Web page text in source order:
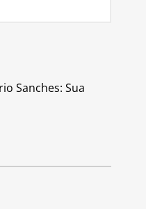
Sanches: Sua